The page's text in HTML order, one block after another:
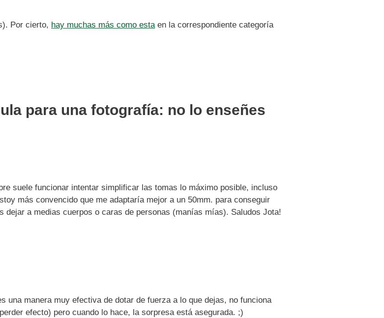
Por cierto, hay muchas más como esta en la correspondiente categoría
para una fotografía: no lo enseñes
suele funcionar intentar simplificar las tomas lo máximo posible, incluso
más convencido que me adaptaría mejor a un 50mm. para conseguir
a medias cuerpos o caras de personas (manías mías). Saludos Jota!
una manera muy efectiva de dotar de fuerza a lo que dejas, no funciona
efecto) pero cuando lo hace, la sorpresa está asegurada. ;)